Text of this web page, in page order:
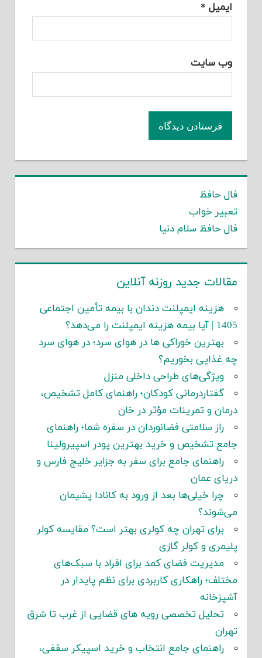
ایمیل *
وب‌ سایت
فال حافظ
تعبیر خواب
فال حافظ سلام دنیا
مقالات جدید روزنه آنلاین
هزینه ایمپلنت دندان با بیمه تأمین اجتماعی
1405 | آیا بیمه هزینه ایمپلنت را می‌دهد؟
بهترین خوراکی ها در هوای سرد؛ در هوای سرد
چه غذایی بخوریم؟
ویژگی‌های طراحی داخلی منزل
گفتاردرمانی کودکان؛ راهنمای کامل تشخیص،
درمان و تمرینات مؤثر در خان
راز سلامتی فضانوردان در سفره شما؛ راهنمای
جامع تشخیص و خرید بهترین پودر اسپیرولینا
راهنمای جامع برای سفر به جزایر خلیج فارس و
دریای عمان
چرا خیلی‌ها بعد از ورود به کانادا پشیمان
می‌شوند؟
برای تهران چه کولری بهتر است؟ مقایسه کولر
پلیمری و کولر گازی
مدیریت فضای کمد برای افراد با سبک‌های
مختلف؛ راهکاری کاربردی برای نظم پایدار در
آشپزخانه
تحلیل تخصصی رویه های قضایی از غرب تا شرق
تهران
راهنمای جامع انتخاب و خرید اسپیکر سقفی،